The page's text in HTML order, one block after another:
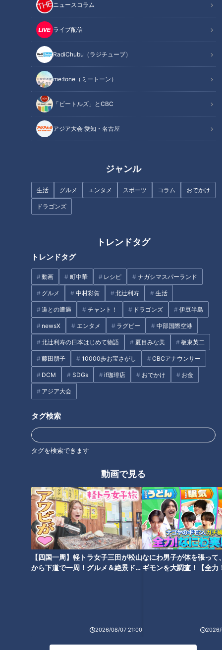
ニュースコラム
ライブ配信
RadiChubu（ラジチューブ）
me:tone（ミートーン）
「ビートルズ」とCBC
アジア大会 愛知・名古屋
ジャンル
生活 グルメ エンタメ スポーツ コラム おでかけ
ドラゴンズ
トレンドタグ
トレンドタグ
動画 町中華 レシピ ナガシマスパーランド
グルメ 中村彩賀 北辻利寿 生活
道との遭遇 チャント！ ドラゴンズ 伊豆半島
newsX エンタメ ラグビー 中部国際空港
北辻利寿の日本はじめて物語 夏目みな美 板東英二
藤田朋子 10000歩お宝さがし CBCアナウンサー
DCM SDGs if珈琲店 おでかけ お金
アジア大会
タグ検索
タグを検索できます
動画で見る
【四国一周】軽トラ女子三田が松山
から下道で一周！グルメ＆絶景ドラ
2026/08/07 21:00
なにわ男子が体を張って
ギモンを大調査！【全力
2026/
この記事を見たあなたへのおすすめ
ンバーグ！！ランチで味わう
『コスパ最強グルメ』
食べ歩くマスターが教える！今
食べるべき『絶品ひんやり夏ス
1775年創業以来変わらない味!
伊勢名物の絶品餅がいただける
『へんばや商店』
大人気の学生筋肉料理人・だれ
ウマさんに教わる！おうちで簡
単にできる「店の味再現レシ
ピ」
インスタで大人気!シャトーブリ
アンステーキコースがいただけ
る『丸小』
話題の食べ歩きグルメに、卓球
王子との対決！ 『名古屋・大須